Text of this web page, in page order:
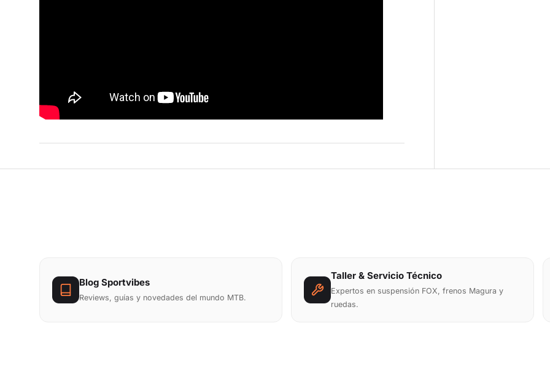
Blog Sportvibes
Reviews, guías y novedades del mundo MTB.
Taller & Servicio Técnico
Expertos en suspensión FOX, frenos Magura y
ruedas.